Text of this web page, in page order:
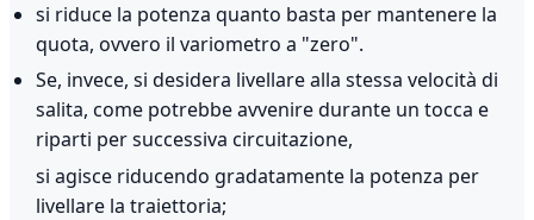
si riduce la potenza quanto basta per mantenere la
quota, ovvero il variometro a "zero".
Se, invece, si desidera livellare alla stessa velocità di
salita, come potrebbe avvenire durante un tocca e
riparti per successiva circuitazione,
si agisce riducendo gradatamente la potenza per
livellare la traiettoria;